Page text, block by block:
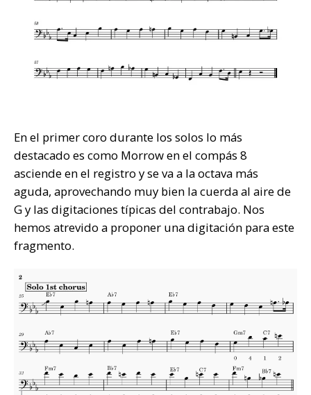
En el primer coro durante los solos lo más
destacado es como Morrow en el compás 8
asciende en el registro y se va a la octava más
aguda, aprovechando muy bien la cuerda al aire de
G y las digitaciones típicas del contrabajo. Nos
hemos atrevido a proponer una digitación para este
fragmento.